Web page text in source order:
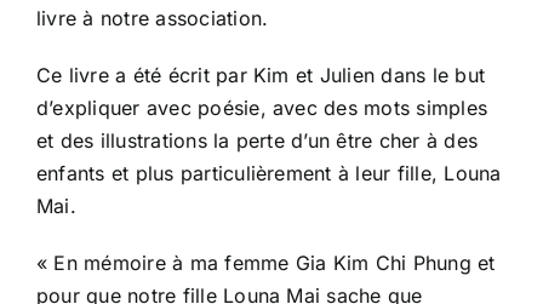
livre à notre association.
Ce livre a été écrit par Kim et Julien dans le but
d’expliquer avec poésie, avec des mots simples
et des illustrations la perte d’un être cher à des
enfants et plus particulièrement à leur fille, Louna
Mai.
« En mémoire à ma femme Gia Kim Chi Phung et
pour que notre fille Louna Mai sache que